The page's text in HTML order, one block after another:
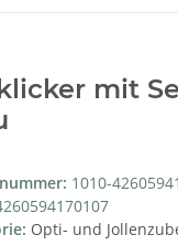
mit
1010-
Opti- und